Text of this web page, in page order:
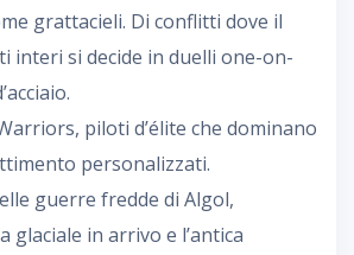
grattacieli. Di conflitti dove il
interi si decide in duelli one-on-
piloti d’élite che dominano
personalizzati.
guerre fredde di Algol,
glaciale in arrivo e l’antica